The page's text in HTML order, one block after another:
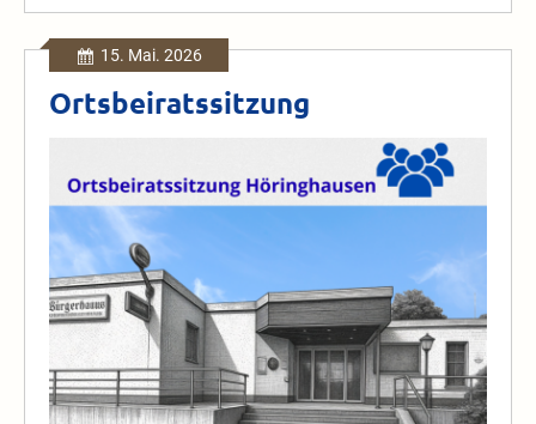
15. Mai. 2026
Ortsbeiratssitzung